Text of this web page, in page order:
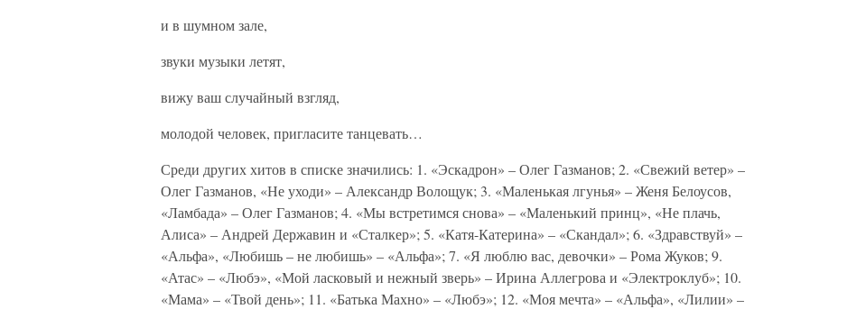
и в шумном зале,
звуки музыки летят,
вижу ваш случайный взгляд,
молодой человек, пригласите танцевать…
Среди других хитов в списке значились: 1. «Эскадрон» – Олег Газманов; 2. «Свежий ветер» –
Олег Газманов, «Не уходи» – Александр Волощук; 3. «Маленькая лгунья» – Женя Белоусов,
«Ламбада» – Олег Газманов; 4. «Мы встретимся снова» – «Маленький принц», «Не плачь,
Алиса» – Андрей Державин и «Сталкер»; 5. «Катя-Катерина» – «Скандал»; 6. «Здравствуй» –
«Альфа», «Любишь – не любишь» – «Альфа»; 7. «Я люблю вас, девочки» – Рома Жуков; 9.
«Атас» – «Любэ», «Мой ласковый и нежный зверь» – Ирина Аллегрова и «Электроклуб»; 10.
«Мама» – «Твой день»; 11. «Батька Махно» – «Любэ»; 12. «Моя мечта» – «Альфа», «Лилии» –